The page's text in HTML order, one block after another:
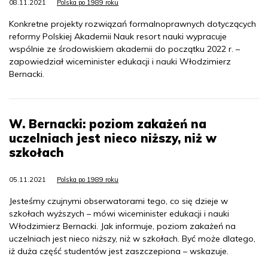
08.11.2021 Polska po 1989 roku
Konkretne projekty rozwiązań formalnoprawnych dotyczących
reformy Polskiej Akademii Nauk resort nauki wypracuje
wspólnie ze środowiskiem akademii do początku 2022 r. –
zapowiedział wiceminister edukacji i nauki Włodzimierz
Bernacki.
W. Bernacki: poziom zakażeń na
uczelniach jest nieco niższy, niż w
szkołach
05.11.2021 Polska po 1989 roku
Jesteśmy czujnymi obserwatorami tego, co się dzieje w
szkołach wyższych – mówi wiceminister edukacji i nauki
Włodzimierz Bernacki. Jak informuje, poziom zakażeń na
uczelniach jest nieco niższy, niż w szkołach. Być może dlatego,
iż duża część studentów jest zaszczepiona – wskazuje.